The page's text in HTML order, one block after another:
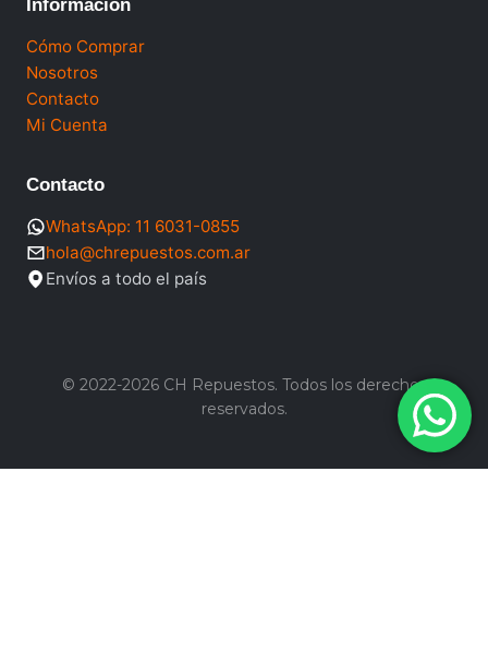
Información
Cómo Comprar
Nosotros
Contacto
Mi Cuenta
Contacto
WhatsApp: 11 6031-0855
hola@chrepuestos.com.ar
Envíos a todo el país
© 2022-2026 CH Repuestos. Todos los derechos
reservados.